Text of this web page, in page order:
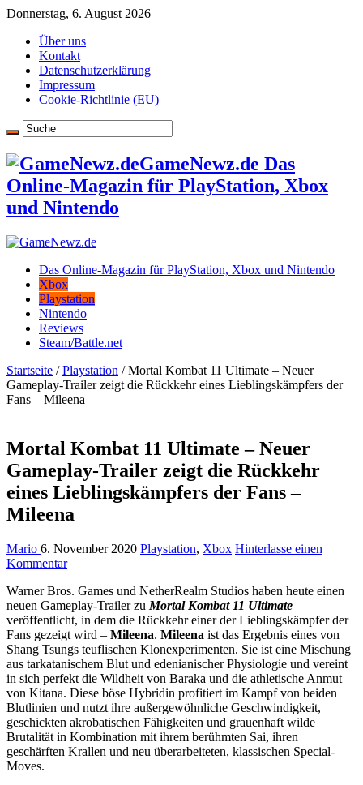
Donnerstag, 6. August 2026
Über uns
Kontakt
Datenschutzerklärung
Impressum
Cookie-Richtlinie (EU)
GameNewz.de Das
Online-Magazin für PlayStation, Xbox
und Nintendo
Das Online-Magazin für PlayStation, Xbox und Nintendo
Xbox
Playstation
Nintendo
Reviews
Steam/Battle.net
Startseite / Playstation / Mortal Kombat 11 Ultimate – Neuer
Gameplay-Trailer zeigt die Rückkehr eines Lieblingskämpfers der
Fans – Mileena
Mortal Kombat 11 Ultimate – Neuer
Gameplay-Trailer zeigt die Rückkehr
eines Lieblingskämpfers der Fans –
Mileena
Mario 6. November 2020 Playstation, Xbox Hinterlasse einen
Kommentar
Warner Bros. Games und NetherRealm Studios haben heute einen
neuen Gameplay-Trailer zu Mortal Kombat 11 Ultimate
veröffentlicht, in dem die Rückkehr einer der Lieblingskämpfer der
Fans gezeigt wird – Mileena. Mileena ist das Ergebnis eines von
Shang Tsungs teuflischen Klonexperimenten. Sie ist eine Mischung
aus tarkatanischem Blut und edenianischer Physiologie und vereint
in sich perfekt die Wildheit von Baraka und die athletische Anmut
von Kitana. Diese böse Hybridin profitiert im Kampf von beiden
Blutlinien und nutzt ihre außergewöhnliche Geschwindigkeit,
geschickten akrobatischen Fähigkeiten und grauenhaft wilde
Brutalität in Kombination mit ihrem berühmten Sai, ihren
geschärften Krallen und neu überarbeiteten, klassischen Special-
Moves.